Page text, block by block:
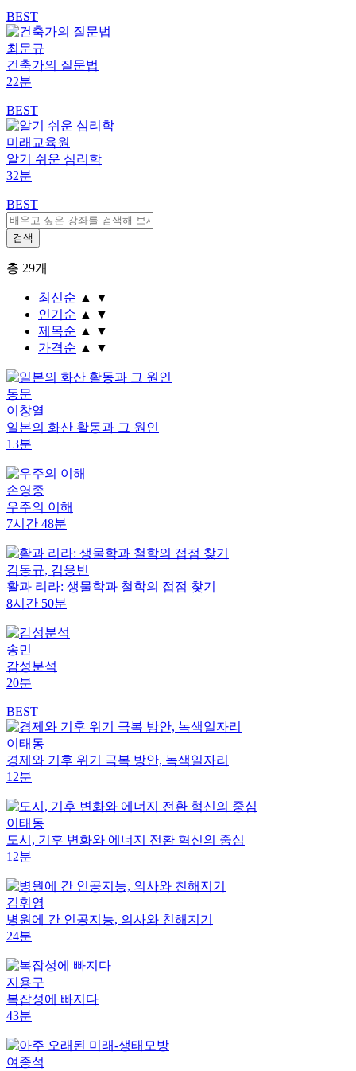
BEST
최문규
건축가의 질문법
22분
BEST
미래교육원
알기 쉬운 심리학
32분
BEST
총 29개
최신순 ▲
▼
인기순 ▲
▼
제목순 ▲
▼
가격순 ▲ ▼
동문
이창열
일본의 화산 활동과 그 원인
13분
손영종
우주의 이해
7시간 48분
김동규, 김응빈
활과 리라: 생물학과 철학의 접점 찾기
8시간 50분
송민
감성분석
20분
BEST
이태동
경제와 기후 위기 극복 방안, 녹색일자리
12분
이태동
도시, 기후 변화와 에너지 전환 혁신의 중심
12분
김휘영
병원에 간 인공지능, 의사와 친해지기
24분
지용구
복잡성에 빠지다
43분
여종석